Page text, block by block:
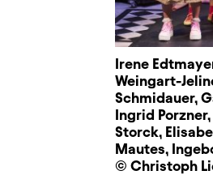
Irene
Weingart-
Schmidauer,
Ingrid
Storck,
Mautes,
© Christoph